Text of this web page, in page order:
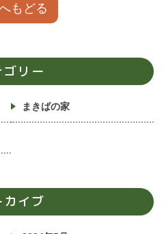
もどる
ゴリー
まきばの家
カイブ